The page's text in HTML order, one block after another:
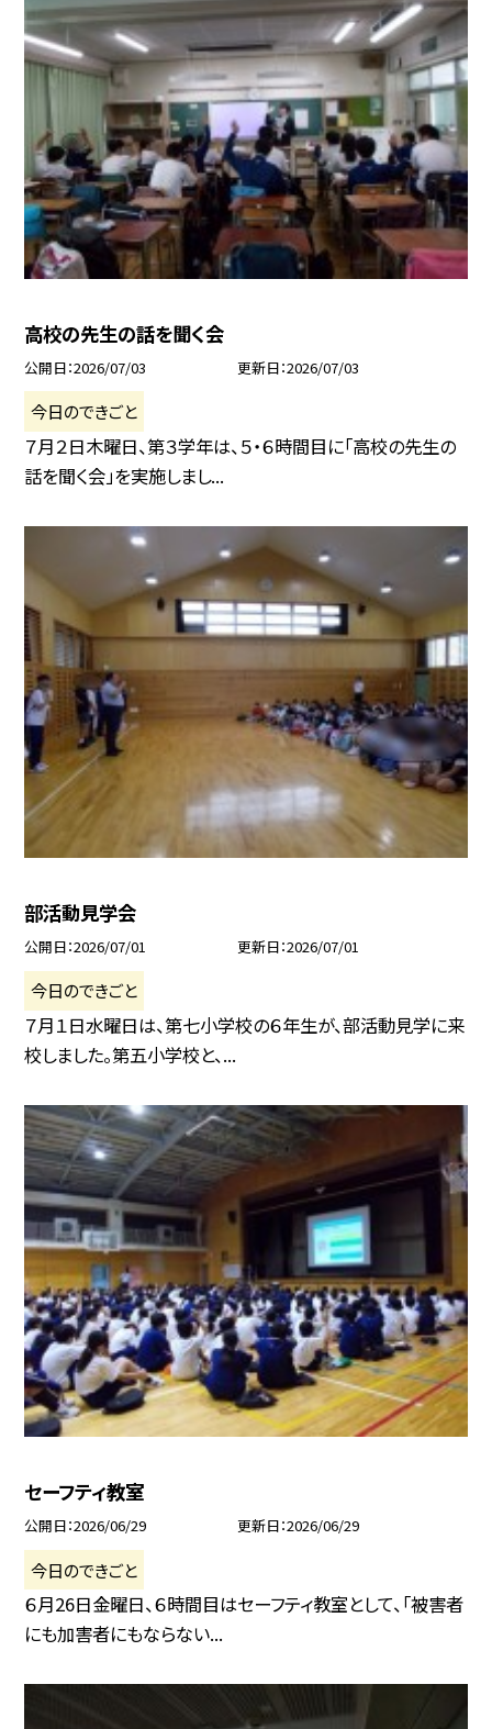
高校の先生の話を聞く会
公開日 2026/07/03 更新日 2026/07/03
今日のできごと
７月２日木曜日、第３学年は、５・６時間目に「高校の先生の
話を聞く会」を実施しまし...
部活動見学会
公開日 2026/07/01 更新日 2026/07/01
今日のできごと
７月１日水曜日は、第七小学校の６年生が、部活動見学に来
校しました。第五小学校と、...
セーフティ教室
公開日 2026/06/29 更新日 2026/06/29
今日のできごと
６月26日金曜日、６時間目はセーフティ教室として、「被害者
にも加害者にもならない...